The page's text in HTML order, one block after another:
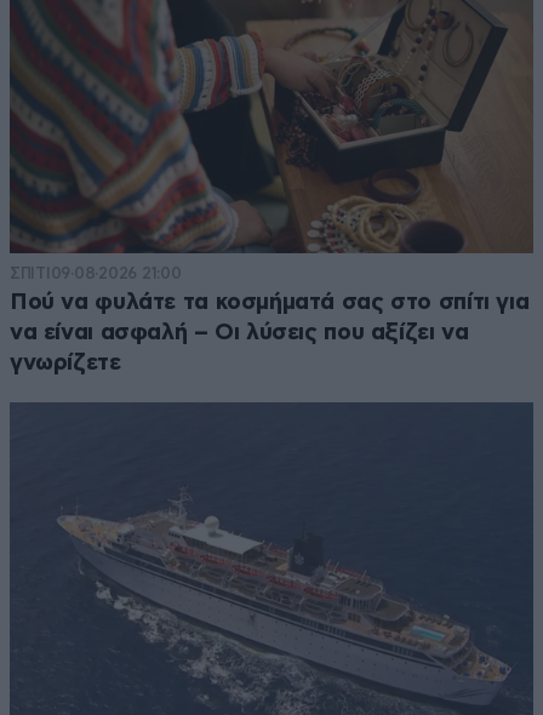
ΣΠΙΤΙ 09·08·2026 21:00
Πού να φυλάτε τα κοσμήματά σας στο σπίτι για
να είναι ασφαλή – Οι λύσεις που αξίζει να
γνωρίζετε